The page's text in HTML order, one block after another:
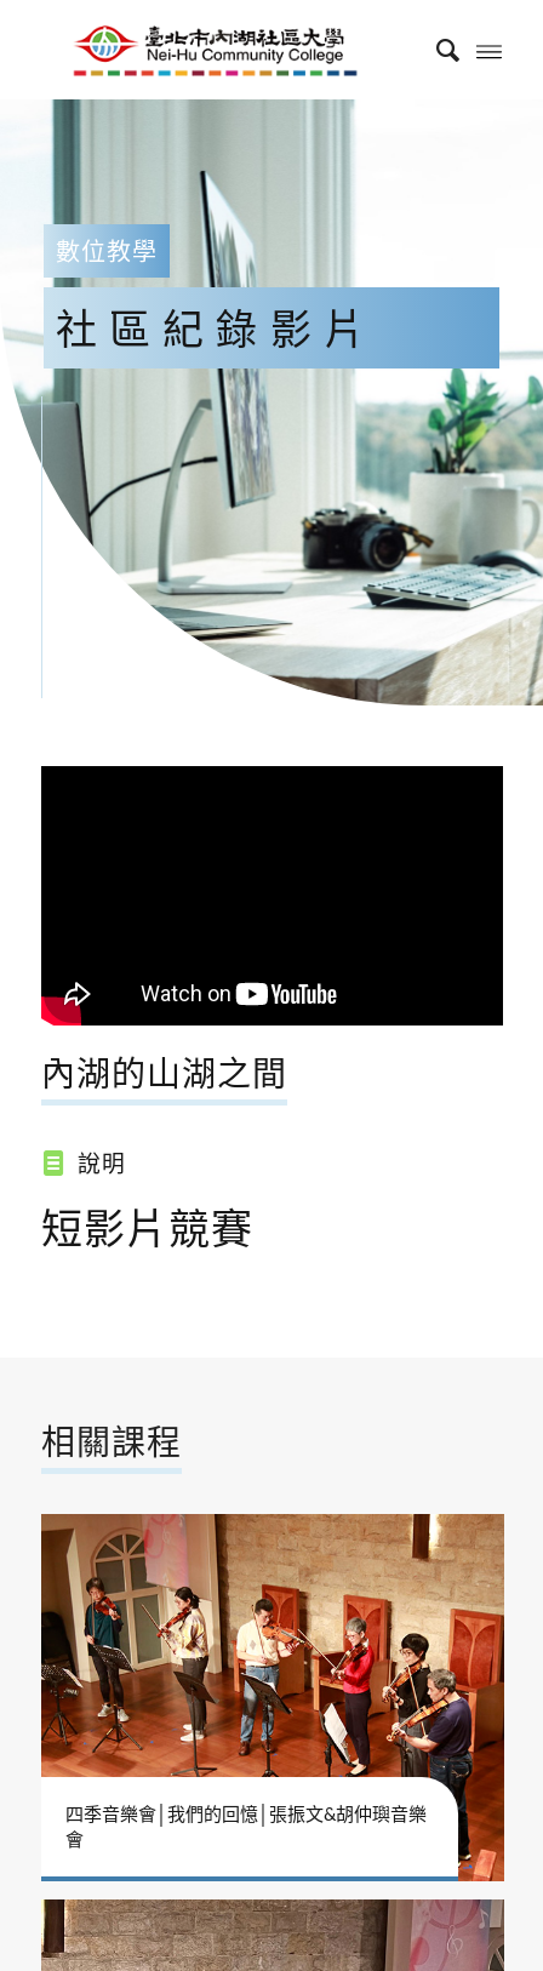
數位教學
社區紀錄影片
內湖的山湖之間
說明
短影片競賽
相關課程
四季音樂會│我們的回憶│張振文&胡仲璵音樂
會